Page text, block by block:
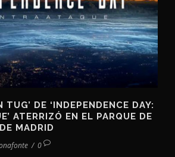
TUG’ DE ‘INDEPENDENCE DAY:
ATERRIZÓ EN EL PARQUE DE
MADRID
/ 0